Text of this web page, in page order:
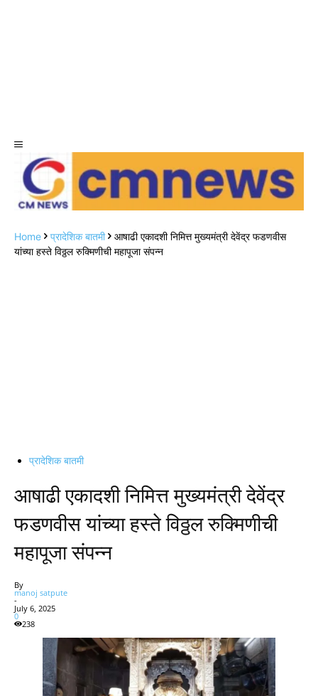
Home प्रादेशिक बातमी
आषाढी एकादशी निमित्त मुख्यमंत्री देवेंद्र फडणवीस
यांच्या हस्ते विठ्ठल रुक्मिणीची महापूजा संपन्न
प्रादेशिक बातमी
आषाढी एकादशी निमित्त मुख्यमंत्री देवेंद्र
फडणवीस यांच्या हस्ते विठ्ठल रुक्मिणीची
महापूजा संपन्न
By
manoj satpute
-
July 6, 2025
0
238